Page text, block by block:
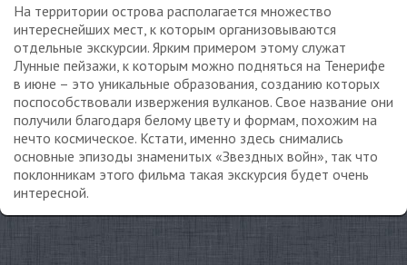
На территории острова располагается множество
интереснейших мест, к которым организовываются
отдельные экскурсии. Ярким примером этому служат
Лунные пейзажи, к которым можно подняться на Тенерифе
в июне – это уникальные образования, созданию которых
поспособствовали извержения вулканов. Свое название они
получили благодаря белому цвету и формам, похожим на
нечто космическое. Кстати, именно здесь снимались
основные эпизоды знаменитых «Звездных войн», так что
поклонникам этого фильма такая экскурсия будет очень
интересной.